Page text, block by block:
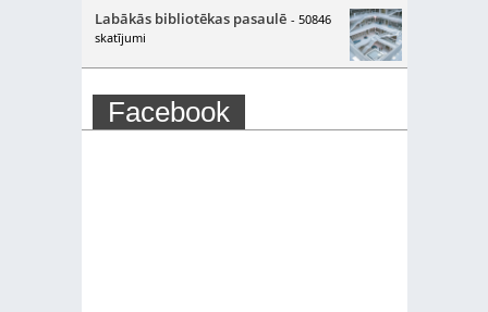
Labākās bibliotēkas pasaulē - 50846
skatījumi
Facebook